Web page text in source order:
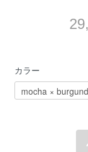
カラー